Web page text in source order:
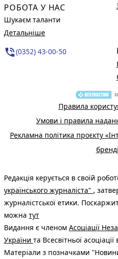
РОБОТА У НАС
Шукаєм таланти
Детальніше
phone_in_talk(0352) 43-00-50
Правила
Умови і правила
Рекламна політика проєкту
Редакція керується в своїй роботі
українського журналіста" ,
журналістської етики.
можна тут
Видання є членом Асоціації
України та Всесвітньої
Матеріали з позначками